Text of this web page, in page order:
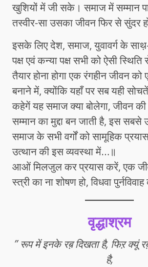
खुशियों में जी सके। समाज में सम्मान
तस्वीर-सा उसका जीवन फिर से सुंदर
इसके लिए देश, समाज, युवावर्ग के
पक्ष एवं कन्या पक्ष सभी को ऐसी
तैयार होना होगा एक रंगहीन जीवन
बनाने में, क्योंकि यहाँ पर सब यही
कहेगें यह समाज क्या बोलेगा, जीवन
सम्मान का मुद्दा बन जाती है, इस
समाज के सभी वर्गों को सामूहिक
उत्थान की इस व्यवस्था में…॥
आओं मिलजुल कर प्रयास करें, एक
स्त्री का ना शोषण हो, विधवा
वृद्धाश्रम
” रूप में इनके रब़ दिखता है, फिऱ क्यूं
है,